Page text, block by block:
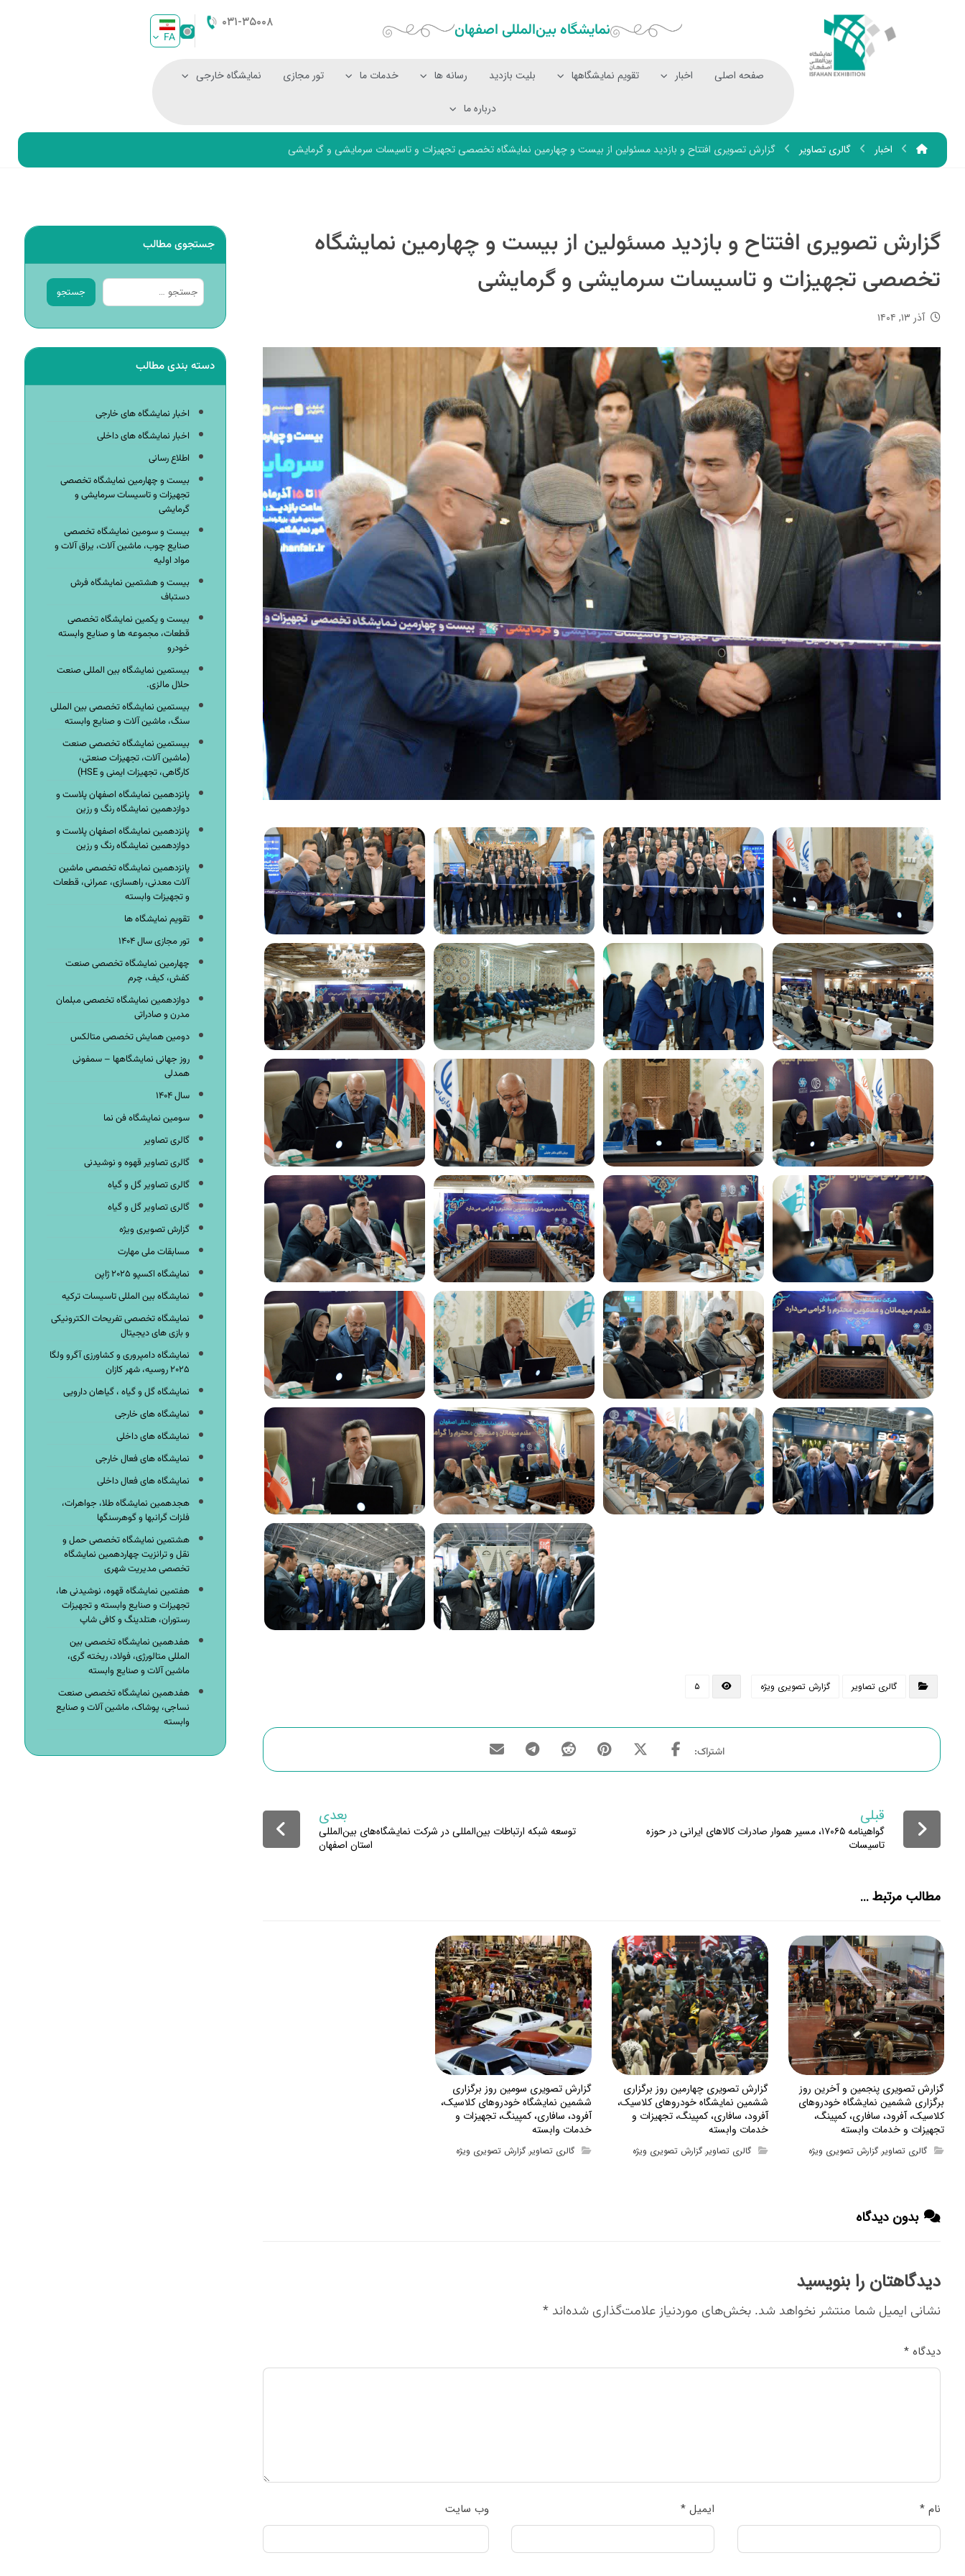
نمایشگاه بین‌المللی‌ اصفهان ۰۳۱-۳۵۰۰۸
FA
صفحه اصلی اخبار تقویم نمایشگاهها بلیت بازدید رسانه ها خدمات ما تور مجازی نمایشگاه خارجی
درباره ما
اخبار گالری تصاویر گزارش تصویری افتتاح و بازدید مسئولین از بیست و چهارمین نمایشگاه تخصصی تجهیزات و تاسیسات سرمایشی و گرمایشی
گزارش تصویری افتتاح و بازدید مسئولین از بیست و چهارمین نمایشگاه
تخصصی تجهیزات و تاسیسات سرمایشی و گرمایشی
آذر ۱۳, ۱۴۰۴
گالری تصاویر گزارش تصویری ویژه ۵
قبلی
گواهینامه ۱۷۰۶۵، مسیر هموار صادرات کالاهای ایرانی در حوزه
تاسیسات
بعدی
توسعه شبکه ارتباطات بین‌المللی در شرکت نمایشگاه‌های بین‌المللی
استان اصفهان
مطالب مرتبط ...
گزارش تصویری پنجمین و آخرین روز
برگزاری ششمین نمایشگاه خودروهای
کلاسیک، آفرود، سافاری، کمپینگ،
تجهیزات و خدمات وابسته
گالری تصاویر,گزارش تصویری ویژه
گزارش تصویری چهارمین روز برگزاری
ششمین نمایشگاه خودروهای کلاسیک،
آفرود، سافاری، کمپینگ، تجهیزات و
خدمات وابسته
گالری تصاویر,گزارش تصویری ویژه
گزارش تصویری سومین روز برگزاری
ششمین نمایشگاه خودروهای کلاسیک،
آفرود، سافاری، کمپینگ، تجهیزات و
خدمات وابسته
گالری تصاویر,گزارش تصویری ویژه
بدون دیدگاه
دیدگاهتان را بنویسید
نشانی ایمیل شما منتشر نخواهد شد. بخش‌های موردنیاز علامت‌گذاری شده‌اند *
دیدگاه *
نام * ایمیل * وب‌ سایت
جستجوی مطالب
جستجو
دسته بندی مطالب
اخبار نمایشگاه های خارجی
اخبار نمایشگاه های داخلی
اطلاع رسانی
بیست و چهارمین نمایشگاه تخصصی
تجهیزات و تاسیسات سرمایشی و
گرمایشی
بیست و سومین نمایشگاه تخصصی
صنایع چوب، ماشین آلات، یراق آلات و
مواد اولیه
بیست و هشتمین نمایشگاه فرش
دستباف
بیست و یکمین نمایشگاه تخصصی
قطعات، مجموعه ها و صنایع وابسته
خودرو
بیستمین نمایشگاه بین المللی صنعت
حلال مالزی.
بیستمین نمایشگاه تخصصی بین المللی
سنگ، ماشین آلات و صنایع وابسته
بیستمین نمایشگاه تخصصی صنعت
(ماشین آلات، تجهیزات صنعتی،
کارگاهی، تجهیزات ایمنی و HSE)
پانزدهمین نمایشگاه اصفهان پلاست و
دوازدهمین نمایشگاه رنگ و رزین
پانزدهمین نمایشگاه اصفهان پلاست و
دوازدهمین نمایشگاه رنگ و رزین
پانزدهمین نمایشگاه تخصصی ماشین
آلات معدنی، راهسازی، عمرانی، قطعات
و تجهیزات وابسته
تقویم نمایشگاه ها
تور مجازی سال ۱۴۰۴
چهارمین نمایشگاه تخصصی صنعت
کفش، کیف، چرم
دوازدهمین نمایشگاه تخصصی مبلمان
مدرن و صادراتی
دومین همایش تخصصی متالکس
روز جهانی نمایشگاهها – سمفونی
همدلی
سال ۱۴۰۴
سومین نمایشگاه فن نما
گالری تصاویر
گالری تصاویر قهوه و نوشیدنی
گالری تصاویر گل و گیاه
گالری تصاویر گل و گیاه
گزارش تصویری ویژه
مسابقات ملی مهارت
نمایشگاه اکسپو ۲۰۲۵ ژاپن
نمایشگاه بین المللی تاسیسات ترکیه
نمایشگاه تخصصی تفریحات الکترونیکی
و بازی های دیجیتال
نمایشگاه دامپروری و کشاورزی آگرو ولگا
۲۰۲۵ روسیه، شهر کازان
نمایشگاه گل و گیاه ، گیاهان دارویی
نمایشگاه های خارجی
نمایشگاه های داخلی
نمایشگاه های فعال خارجی
نمایشگاه های فعال داخلی
هجدهمین نمایشگاه طلا، جواهرات،
فلزات گرانبها و گوهرسنگها
هشتمین نمایشگاه تخصصی حمل و
نقل و ترانزیت چهاردهمین نمایشگاه
تخصصی مدیریت شهری
هفتمین نمایشگاه قهوه، نوشیدنی ها،
تجهیزات و صنایع وابسته و تجهیزات
رستوران، هتلدینگ و کافی شاپ
هفدهمین نمایشگاه تخصصی بین
المللی متالورژی، فولاد، ریخته گری،
ماشین آلات و صنایع وابسته
هفدهمین نمایشگاه تخصصی صنعت
نساجی، پوشاک، ماشین آلات و صنایع
وابسته